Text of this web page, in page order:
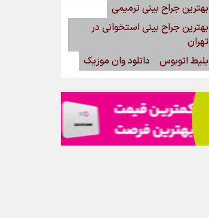
بهترین جراح بینی ترمیمی
بهترین جراح بینی استخوانی در
تهران
بلیط اتوبوس
دانلود وان موزیک